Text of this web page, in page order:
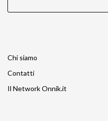
Chi siamo
Contatti
Il Network Onnik.it